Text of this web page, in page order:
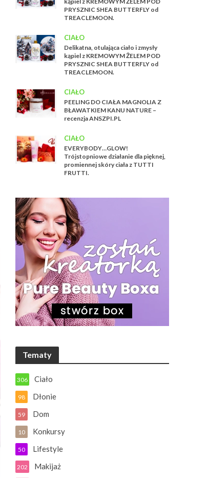
PRYSZNIC SHEA BUTTERFLY od
TREACLEMOON.
CIAŁO
Delikatna, otulająca ciało i zmysły
kąpiel z KREMOWYM ŻELEM POD
PRYSZNIC SHEA BUTTERFLY od
TREACLEMOON.
CIAŁO
PEELING DO CIAŁA MAGNOLIA Z
BŁAWATKIEM KANU NATURE –
recenzja ANSZPI.PL
CIAŁO
EVERYBODY…GLOW!
Trójstopniowe działanie dla pięknej,
promiennej skóry ciała z TUTTI
FRUTTI.
Tematy
Ciało
306
Dłonie
98
Dom
59
Konkursy
10
Lifestyle
50
Makijaż
202